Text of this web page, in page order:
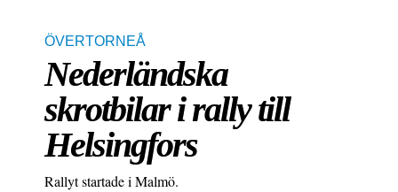
ÖVERTORNEÅ
Nederländska
skrotbilar i rally till
Helsingfors
Rallyt startade i Malmö.